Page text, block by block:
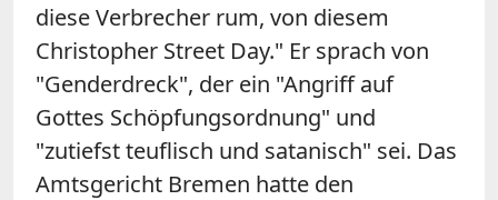
diese Verbrecher rum, von diesem
Christopher Street Day." Er sprach von
"Genderdreck", der ein "Angriff auf
Gottes Schöpfungsordnung" und
"zutiefst teuflisch und satanisch" sei. Das
Amtsgericht Bremen hatte den